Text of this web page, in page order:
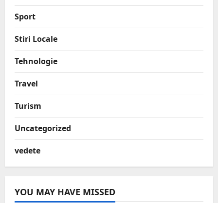
Sport
Stiri Locale
Tehnologie
Travel
Turism
Uncategorized
vedete
YOU MAY HAVE MISSED